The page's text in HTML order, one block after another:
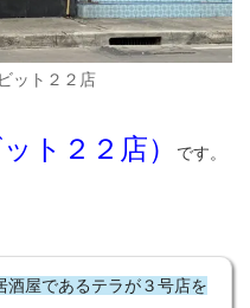
ット２２店
ト２２店） です。
酒屋であるテラが３号店を